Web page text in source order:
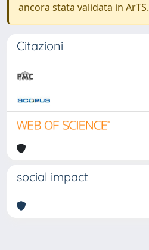
ancora stata validata in ArTS.
Citazioni
social impact